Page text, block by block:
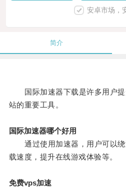
安卓市场，
简介
国际加速器下载是许多用户提
站的重要工具。
国际加速器哪个好用
通过使用加速器，用户可以绕
载速度，提升在线游戏体验等。
免费vps加速